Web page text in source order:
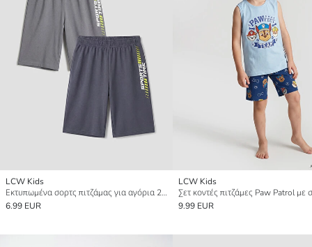
LCW Kids
Εκτυπωμένα σορτς πιτζάμας για αγόρια 2 πακέτο
6.99 EUR
LCW Kids
9.99 EUR